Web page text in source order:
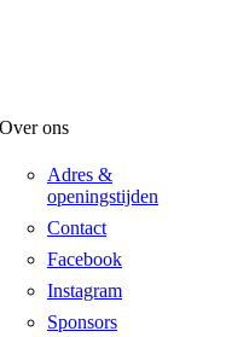
Over ons
Adres &
openingstijden
Contact
Facebook
Instagram
Sponsors